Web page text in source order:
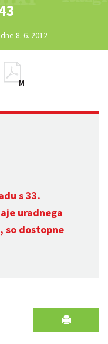
8. 6. 2012
s 33.
uradnega
so dostopne